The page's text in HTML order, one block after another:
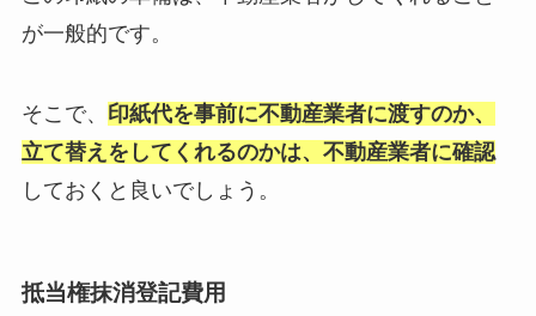
が一般的です。
そこで、 印紙代を事前に不動産業者に渡すのか、
立て替えをしてくれるのかは、不動産業者に確認
しておくと良いでしょう。
抵当権抹消登記費用